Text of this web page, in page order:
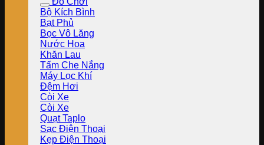
Bộ Kích Bình
Bạt Phủ
Bọc Vô Lăng
Nước Hoa
Khăn Lau
Tấm Che Nắng
Máy Lọc Khí
Đệm Hơi
Còi Xe
Còi Xe
Quạt Taplo
Sạc Điện Thoại
Kẹp Điện Thoại